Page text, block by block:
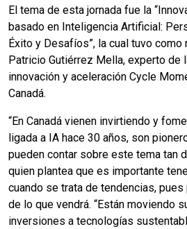
El tema de esta jornada fue la
basado en Inteligencia Artificial:
Éxito y Desafíos”, la cual tuvo como
Patricio Gutiérrez Mella, experto de
innovación y aceleración Cycle
Canadá.
“En Canadá vienen invirtiendo y
ligada a IA hace 30 años, son
pueden contar sobre este tema tan
quien plantea que es importante
cuando se trata de tendencias, pues
de lo que vendrá. “Están moviendo
inversiones a tecnologías